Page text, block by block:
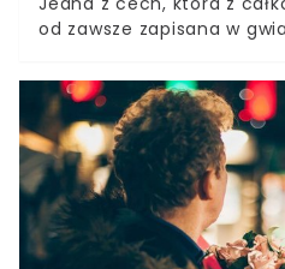
od zawsze zapisana w
zodiaku. Z nimi lepiej się
konsekwencje nawet
okazać się nuklearne. Nie
silnymi osobowościami,
przyzwyczaić, że wszyscy
wyznaczoną przez nie
nie znoszą dwóch rzeczy:
rezygnowania ze swojej